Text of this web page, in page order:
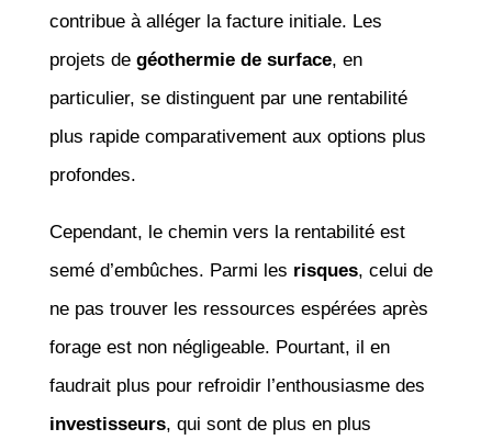
contribue à alléger la facture initiale. Les
projets de géothermie de surface, en
particulier, se distinguent par une rentabilité
plus rapide comparativement aux options plus
profondes.
Cependant, le chemin vers la rentabilité est
semé d’embûches. Parmi les risques, celui de
ne pas trouver les ressources espérées après
forage est non négligeable. Pourtant, il en
faudrait plus pour refroidir l’enthousiasme des
investisseurs, qui sont de plus en plus